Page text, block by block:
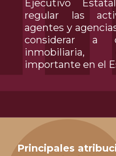
Ejecutivo
regular las
agentes y
considerar a
inmobiliaria,
importante en el
Principales